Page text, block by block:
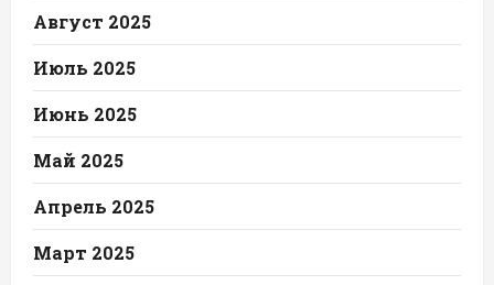
Август 2025
Июль 2025
Июнь 2025
Май 2025
Апрель 2025
Март 2025